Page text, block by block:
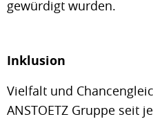
gewürdigt wurden.
Inklusion
Vielfalt und
ANSTOETZ Gruppe seit